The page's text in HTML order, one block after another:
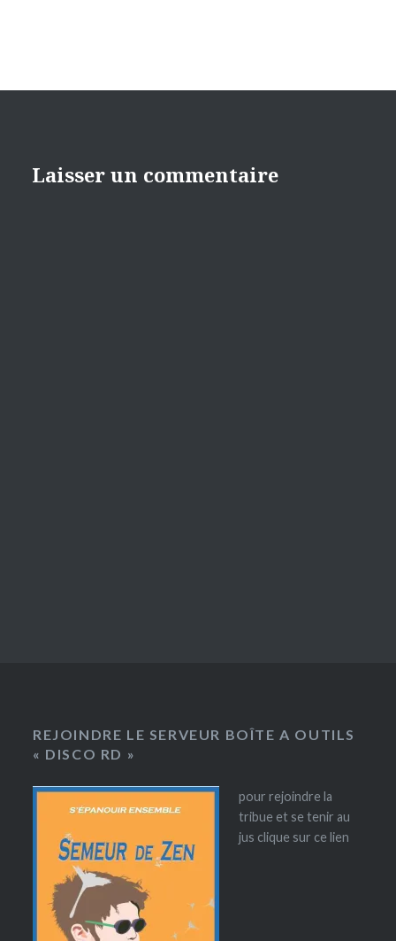
Laisser un commentaire
REJOINDRE LE SERVEUR BOÎTE A OUTILS
« DISCO RD »
pour rejoindre la
tribue et se tenir au
jus clique sur ce lien